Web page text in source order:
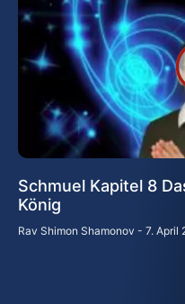
Schmuel Kapitel 8
König
Rav Shimon Shamonov 7. April